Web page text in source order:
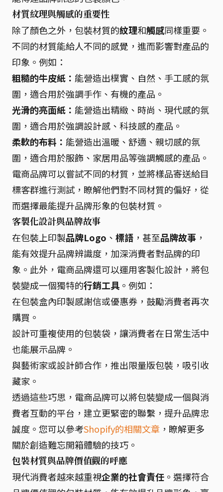
材質紋理與觸感的重要性
除了顏色之外，包裝材質的紋理和觸感同樣重要。
不同的材質能給人不同的感覺，進而影響對產品的
印象。例如：
粗糙的牛皮紙： 能營造出樸實、自然、手工感的氛
圍，適合用於強調手作、有機的產品。
光滑的亮面紙： 能營造出精緻、時尚、現代感的氛
圍，適合用於強調設計感、科技感的產品。
柔軟的布料： 能營造出溫暖、舒適、親切感的氛
圍，適合用於服飾、家居用品等強調觸感的產品。
電商品牌可以嘗試不同的材質，並將樣品寄送給目
標客群進行測試，瞭解他們對不同材質的偏好，從
而選擇最能提升品牌形象的包裝材質。
客製化設計與品牌故事
在包裝上印製品牌Logo 、 標語 ，甚至品牌故事 ，
能有效提升品牌辨識度，加深消費者對品牌的印
象。此外，電商品牌還可以運用客製化設計，將包
裝變成一個獨特的行銷工具 。例如：
在包裝盒內印製感謝信或優惠券，鼓勵消費者再次
購買。
設計可重複使用的包裝袋，讓消費者在日常生活中
也能展示品牌。
與藝術家或設計師合作，推出限量版包裝，吸引收
藏家。
透過這些巧思，電商品牌可以將包裝變成一個與消
費者互動的平台，建立更緊密的聯繫，提升品牌忠
誠度。您可以參考Shopify的相關文章 ，瞭解更多
關於創造難忘開箱體驗的技巧。
包裝材質與品牌價值觀的呼應
現代消費者越來越重視企業的社會責任 。選擇符合